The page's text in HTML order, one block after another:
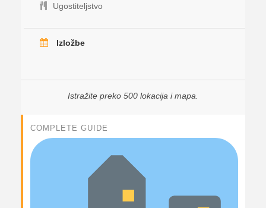
Ugostiteljstvo
Izložbe
Istražite preko 500 lokacija i mapa.
COMPLETE GUIDE